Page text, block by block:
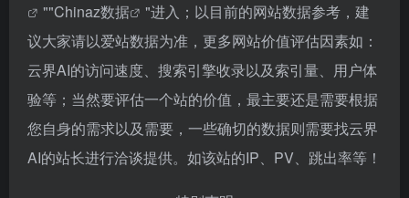
""Chinaz数据
"进入；以目前的网站数据参考，建
议大家请以爱站数据为准，更多网站价值评估因素如：
云界AI的访问速度、搜索引擎收录以及索引量、用户体
验等；当然要评估一个站的价值，最主要还是需要根据
您自身的需求以及需要，一些确切的数据则需要找云界
AI的站长进行洽谈提供。如该站的IP、PV、跳出率等！